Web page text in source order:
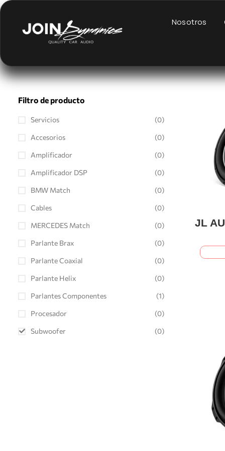
Nosotros
Filtro de producto
Servicios (0)
Accesorios (0)
Amplificador (0)
Amplificador DSP (0)
BMW Match (0)
Cables (0)
MERCEDES Match (0)
Parlante Brax (0)
Parlante Coaxial (0)
Parlante Helix (0)
Parlantes Componentes (1)
Procesador (0)
Subwoofer (0)
JL